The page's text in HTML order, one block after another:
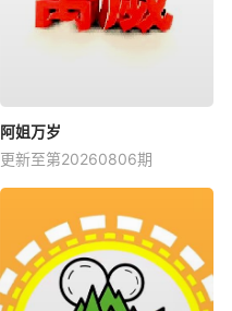
阿姐万岁
更新至第20260806期